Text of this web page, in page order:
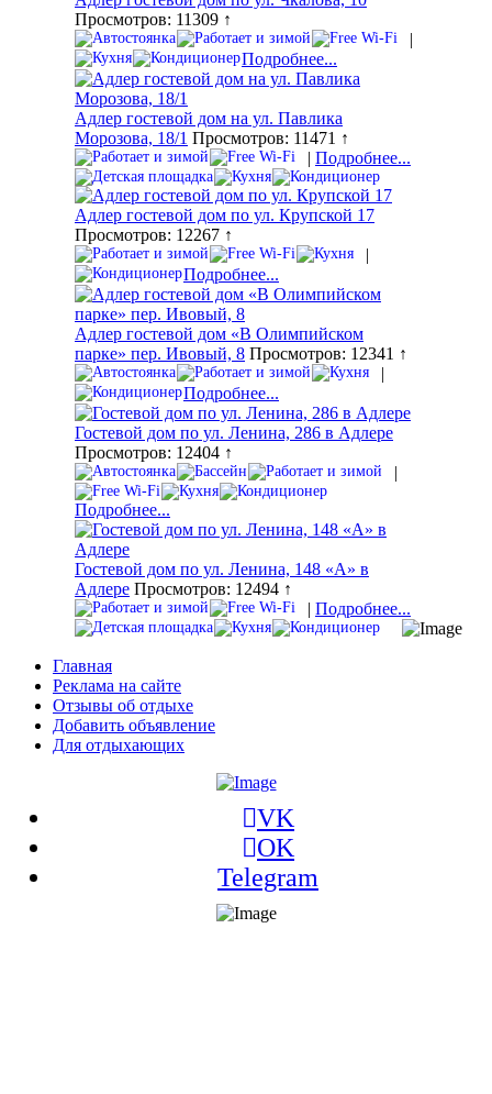
Просмотров: 11309 ↑
|
Подробнее...
Адлер гостевой дом на ул. Павлика
Морозова, 18/1 Просмотров: 11471 ↑
| Подробнее...
Адлер гостевой дом по ул. Крупской 17
Просмотров: 12267 ↑
|
Подробнее...
Адлер гостевой дом «В Олимпийском
парке» пер. Ивовый, 8 Просмотров: 12341 ↑
|
Подробнее...
Гостевой дом по ул. Ленина, 286 в Адлере
Просмотров: 12404 ↑
|
Подробнее...
Гостевой дом по ул. Ленина, 148 «А» в
Адлере Просмотров: 12494 ↑
| Подробнее...
Главная
Реклама на сайте
Отзывы об отдыхе
Добавить объявление
Для отдыхающих
VK
OK
Telegram